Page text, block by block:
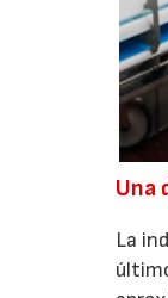
Una
La